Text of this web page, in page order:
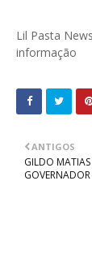
Lil Pasta
informação
ANTIGOS
GILDO